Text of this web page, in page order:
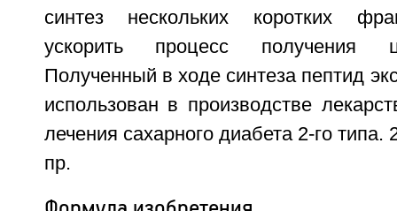
синтез нескольких коротких
ускорить процесс получения
Полученный в ходе синтеза пептид
использован в производстве
лечения сахарного диабета 2-го
пр.